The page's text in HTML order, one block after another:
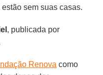
sem suas casas.
, publicada por
Renova como